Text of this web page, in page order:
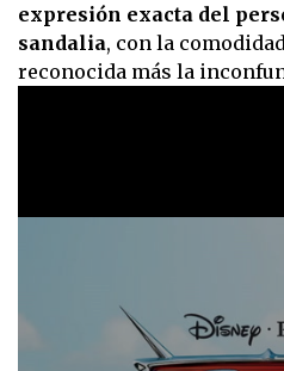
expresión exacta del
sandalia, con la
reconocida más la